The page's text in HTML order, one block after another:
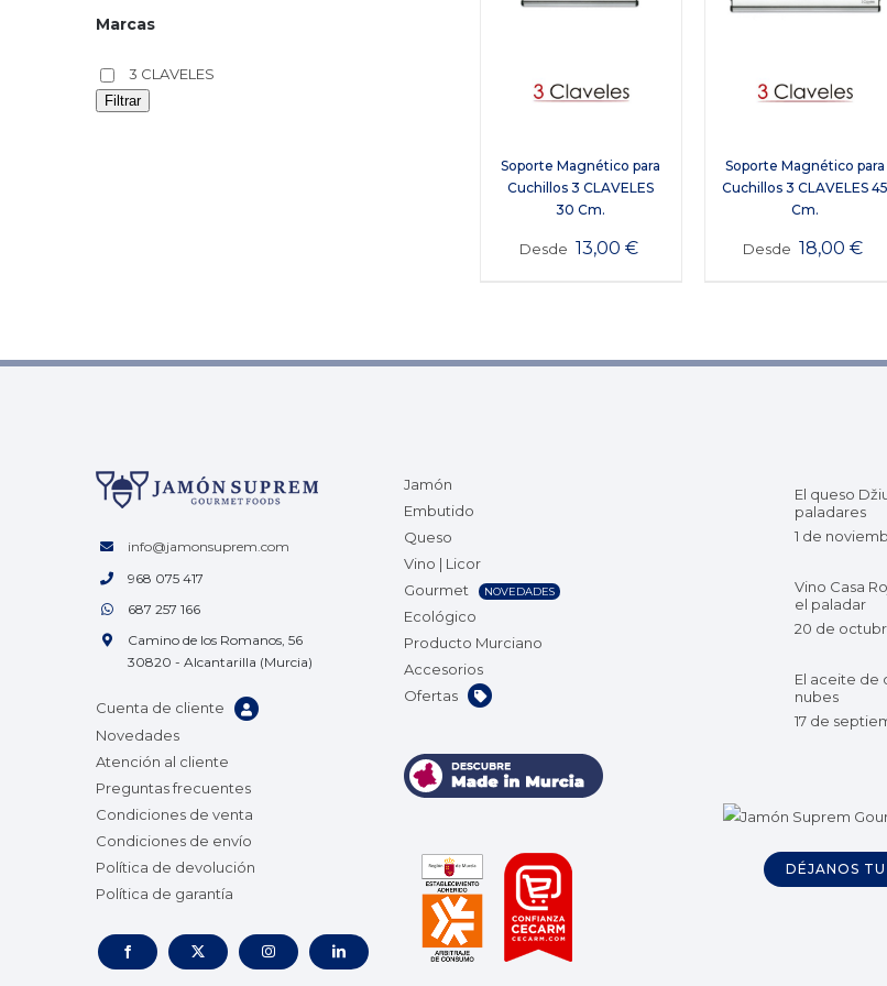
Soporte Magnético para
Cuchillos 3 CLAVELES
30 Cm.
Desde 13,00 €
Soporte Magnético para
Cuchillos 3 CLAVELES 45
Cm.
Desde 18,00€
Marcas
3 CLAVELES
Filtrar
info@jamonsuprem.com
968 075 417
687 257 166
Camino de los Romanos, 56
30820 - Alcantarilla (Murcia)
Cuenta de cliente
Novedades
Atención al cliente
Preguntas frecuentes
Condiciones de venta
Condiciones de envío
Política de devolución
Política de garantía
Jamón
Embutido
Queso
Vino | Licor
Gourmet
NOVEDADES
Ecológico
Producto Murciano
Accesorios
Ofertas
El queso
paladares
1 de
Vino Casa
el paladar
20 de
El aceite de
nubes
17 de
DÉJANOS